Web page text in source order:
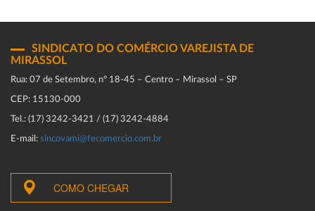
SINDICATO DO COMÉRCIO VAREJISTA DE
MIRASSOL
Rua: 07 de Setembro, n° 18-45 – Centro – Mirassol – SP
CEP: 15130-000
Tel.: (17) 3242-3421 / (17) 3242-4884
E-mail: sincovami@fecomercio.com.br
COMO CHEGAR